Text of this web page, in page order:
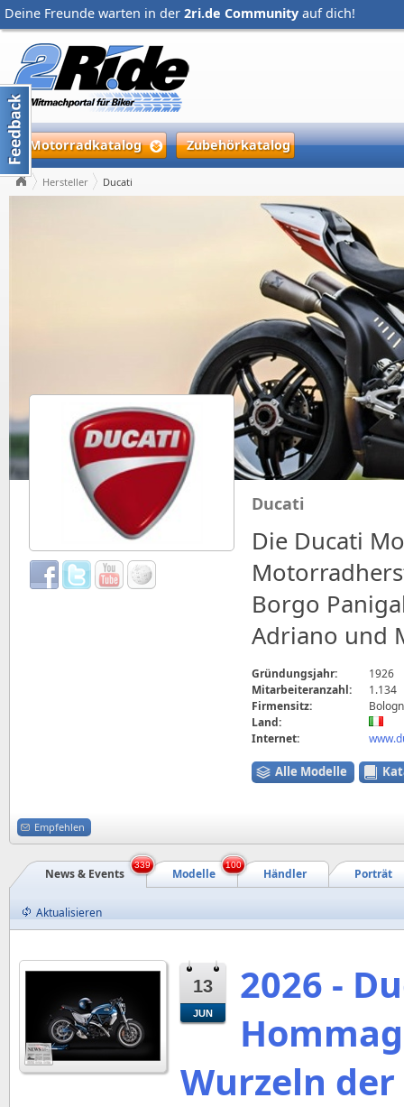
Deine Freunde warten in der 2ri.de Community auf dich!
Motorradkatalog Zubehörkatalog
Hersteller Ducati
Ducati
Die Ducati
Borgo
Adriano und
Gründungsjahr:
1926
Mitarbeiteranzahl:
1.134
Firmensitz:
Land:
Internet:
Alle Modelle
Empfehlen
Porträt
Händler
Modelle
News & Events
339 100
Aktualisieren
13
JUN
2026 -
Wurzeln